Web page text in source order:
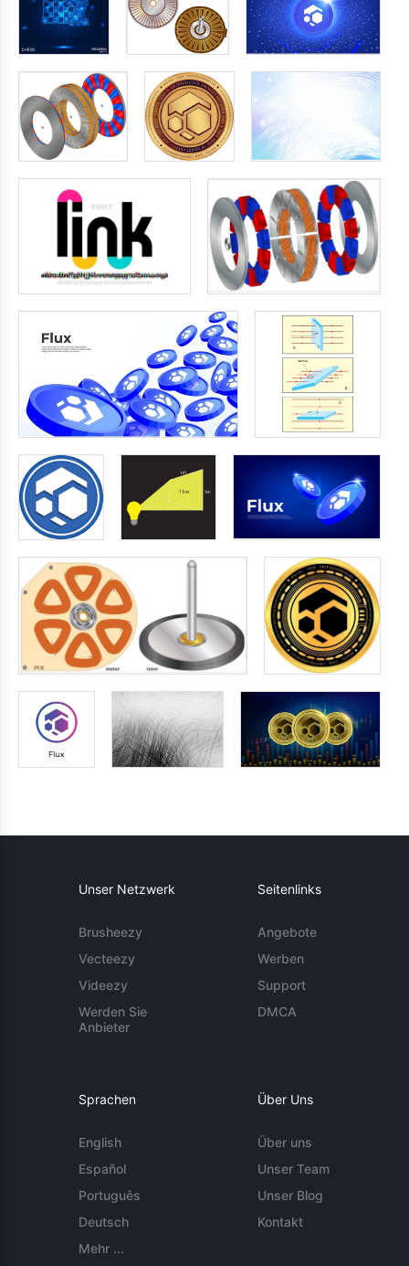
Unser Netzwerk
Brusheezy
Vecteezy
Videezy
Werden Sie
Anbieter
Seitenlinks
Angebote
Werben
Support
DMCA
Sprachen
English
Español
Português
Deutsch
Mehr ...
Über Uns
Über uns
Unser Team
Unser Blog
Kontakt